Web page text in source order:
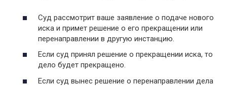
Суд рассмотрит ваше заявление о подаче нового
иска и примет решение о его прекращении или
перенаправлении в другую инстанцию.
Если суд принял решение о прекращении иска, то
дело будет прекращено.
Если суд вынес решение о перенаправлении дела